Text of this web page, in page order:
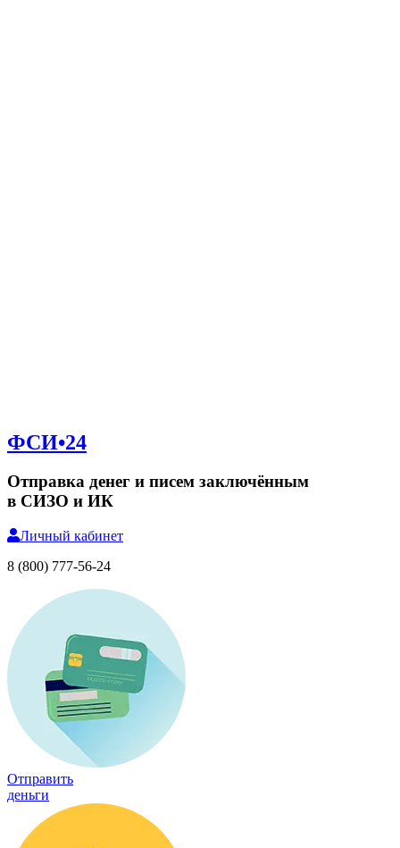
ФСИ•24
Отправка денег и писем заключённым
в СИЗО и ИК
Личный кабинет
8 (800) 777-56-24
Отправить
деньги